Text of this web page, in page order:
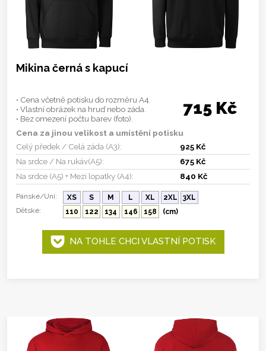
Mikina černá s kapucí
• Cena včetně potisku do rozměru A4.
• Vlastní obrázek na hruď nebo záda.
• Bez omezení počtu barev (foto).
715 Kč
Cena za jinou velikost a umístění potisku
Celý předek / Celá záda (A3):
925 Kč
Na srdce / Na rukáv(A5):
675 Kč
Na srdce (A5) + Mezi lopatky (A4):
840 Kč
Pánské/Uni: XS S M L XL 2XL
3XL
Dětské:
110 122 134 146 158 (cm)
NA TOHLE CHCI VLASTNÍ POTISK